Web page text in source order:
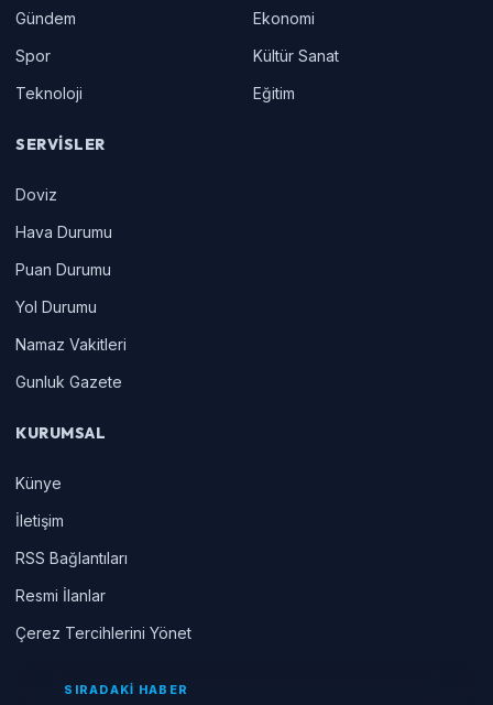
Gündem
Ekonomi
Spor
Kültür Sanat
Teknoloji
Eğitim
SERVISLER
Doviz
Hava Durumu
Puan Durumu
Yol Durumu
Namaz Vakitleri
Gunluk Gazete
KURUMSAL
Künye
İletişim
RSS Bağlantıları
Resmi İlanlar
Çerez Tercihlerini Yönet
SIRADAKİ HABER